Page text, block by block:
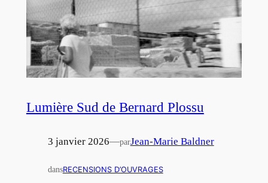
Lumière Sud de Bernard Plossu
3 janvier 2026—parJean-Marie Baldner
dansRECENSIONS D’OUVRAGES